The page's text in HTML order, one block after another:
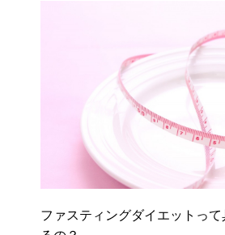
ファスティングダイエットっ